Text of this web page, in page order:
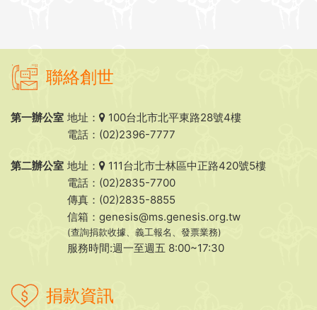
聯絡創世
第一辦公室 地址：
100台北市北平東路28號4樓
電話：(02)2396-7777
第二辦公室 地址：
111台北市士林區中正路420號5樓
電話：(02)2835-7700
傳真：(02)2835-8855
信箱： genesis@ms.genesis.org.tw
(查詢捐款收據、義工報名、發票業務)
服務時間:週一至週五 8:00~17:30
捐款資訊